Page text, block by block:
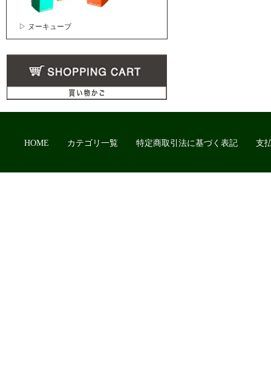
▷ ヌーキューブ
HOME カテゴリ一覧 特定商取引法に基づく表記 支